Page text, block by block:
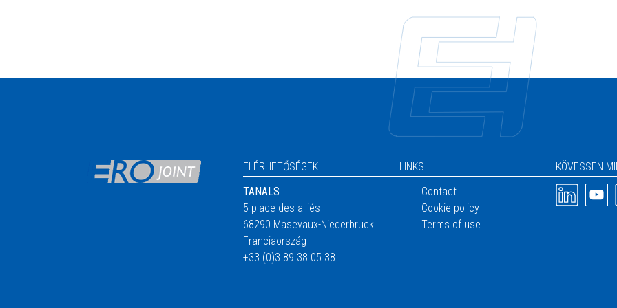
Kép
ELÉRHETŐSÉGEK
TANALS
5 place des alliés
68290 Masevaux-Niederbruck
Franciaország
+33 (0)3 89 38 05 38
LINKS
Contact
Cookie policy
Terms of use
KÖVESSEN
Kép
Kép